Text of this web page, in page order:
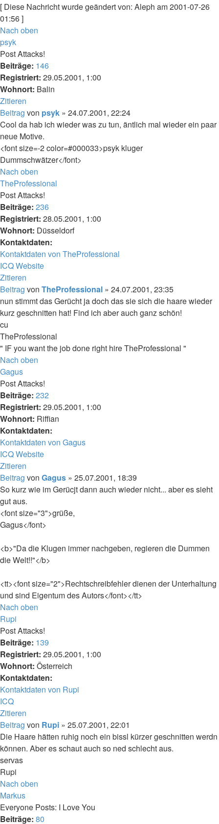
[ Diese Nachricht wurde geändert von: Aleph am 2001-07-26
01:56 ]
Nach oben
psyk
Post Attacks!
Beiträge: 146
Registriert: 29.05.2001, 1:00
Wohnort: Balin
Zitieren
Beitrag von psyk » 24.07.2001, 22:24
Cool da hab ich wieder was zu tun, äntlich mal wieder ein paar
neue Motive.
<font size=-2 color=#000033>psyk kluger
Dummschwätzer</font>
Nach oben
TheProfessional
Post Attacks!
Beiträge: 236
Registriert: 28.05.2001, 1:00
Wohnort: Düsseldorf
Kontaktdaten:
Kontaktdaten von TheProfessional
ICQWebsite
Zitieren
Beitrag von TheProfessional » 24.07.2001, 23:35
nun stimmt das Gerücht ja doch das sie sich die haare wieder
kurz geschnitten hat! Find ich aber auch ganz schön!
cu
TheProfessional
" IF you want the job done right hire TheProfessional "
Nach oben
Gagus
Post Attacks!
Beiträge: 232
Registriert: 29.05.2001, 1:00
Wohnort: Riffian
Kontaktdaten:
Kontaktdaten von Gagus
ICQWebsite
Zitieren
Beitrag von Gagus » 25.07.2001, 18:39
So kurz wie im Gerücjt dann auch wieder nicht... aber es sieht
gut aus.
<font size="3">grüße,
Gagus</font>
<b>"Da die Klugen immer nachgeben, regieren die Dummen
die Welt!!"</b>
<tt><font size="2">Rechtschreibfehler dienen der Unterhaltung
und sind Eigentum des Autors</font></tt>
Nach oben
Rupi
Post Attacks!
Beiträge: 139
Registriert: 29.05.2001, 1:00
Wohnort: Österreich
Kontaktdaten:
Kontaktdaten von Rupi
ICQ
Zitieren
Beitrag von Rupi » 25.07.2001, 22:01
Die Haare hätten ruhig noch ein bissl kürzer geschnitten werdn
können. Aber es schaut auch so ned schlecht aus.
servas
Rupi
Nach oben
Markus
Everyone Posts: I Love You
Beiträge: 80